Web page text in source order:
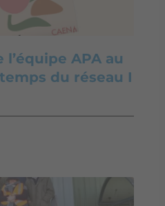
APA au
du réseau I